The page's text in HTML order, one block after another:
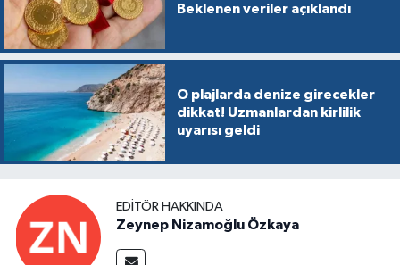
Beklenen veriler açıklandı
O plajlarda denize girecekler
dikkat! Uzmanlardan kirlilik
uyarısı geldi
EDITÖR HAKKINDA
Zeynep Nizamoğlu Özkaya